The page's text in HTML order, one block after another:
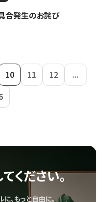
合発生のお詫び
10 11 12
...
ください。
、もっと自由に。